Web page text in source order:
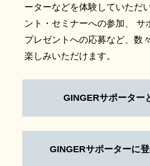
ーターなどを体験していただ
ント・セミナーへの参加、 サ
プレゼントへの応募など、数
楽しみいただけます。
GINGERサポーター
GINGERサポーターに